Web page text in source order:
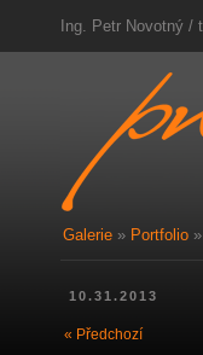
Ing. Petr Novotný /
Galerie » Portfolio »
10.31.2013
« Předchozí